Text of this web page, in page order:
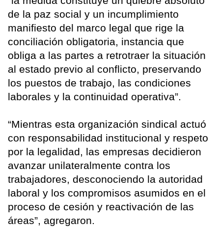
de la paz social y un incumplimiento
manifiesto del marco legal que rige la
conciliación obligatoria, instancia que
obliga a las partes a retrotraer la situación
al estado previo al conflicto, preservando
los puestos de trabajo, las condiciones
laborales y la continuidad operativa”.
“Mientras esta organización sindical actuó
con responsabilidad institucional y respeto
por la legalidad, las empresas decidieron
avanzar unilateralmente contra los
trabajadores, desconociendo la autoridad
laboral y los compromisos asumidos en el
proceso de cesión y reactivación de las
áreas”, agregaron.